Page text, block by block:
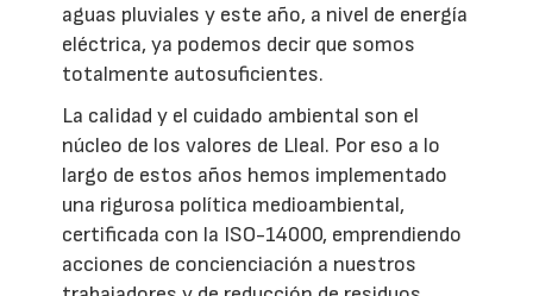
aguas pluviales y este año, a nivel de energía
eléctrica, ya podemos decir que somos
totalmente autosuficientes.
La calidad y el cuidado ambiental son el
núcleo de los valores de Lleal. Por eso a lo
largo de estos años hemos implementado
una rigurosa política medioambiental,
certificada con la ISO-14000, emprendiendo
acciones de concienciación a nuestros